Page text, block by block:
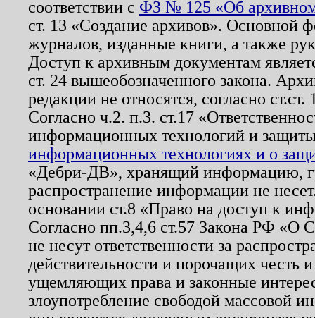
соответствии с ФЗ № 125 «Об
ст. 13 «Создание архивов». Основной
журналов, изданные книги, а также
Доступ к архивным документам
ст. 24 вышеобозначенного закона.
редакции не относятся, согласно
Согласно ч.2. п.3. ст.17
информационных технологий и
информационных технологиях и о
«Дебри-ДВ», хранящий информацию,
распространение информации не
основании ст.8 «Право на доступ к
Согласно пп.3,4,6 ст.57 Закона РФ «О
не несут ответственности за
действительности и порочащих честь
ущемляющих права и законные
злоупотребление свободой массовой